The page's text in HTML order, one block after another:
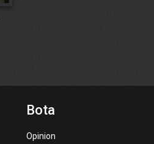
Bota
Opinion